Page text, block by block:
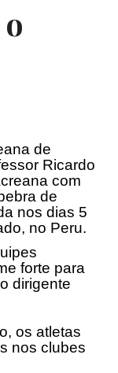
de
Ricardo
com
de
nos dias 5
no Peru.
forte para
dirigente
os atletas
nos clubes